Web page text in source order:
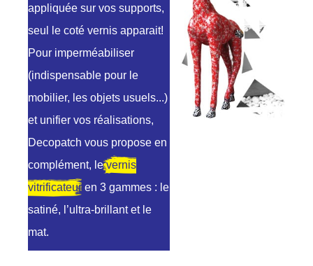
appliquée sur vos supports,
seul le coté vernis apparait!
Pour imperméabiliser
(indispensable pour le
mobilier, les objets usuels...)
et unifier vos réalisations,
Decopatch vous propose en
complément, levernis
vitrificateur en 3 gammes : le
satiné, l’ultra-brillant et le
mat.